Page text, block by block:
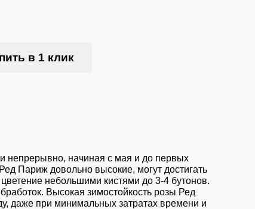
в 1 клик
непрерывно, начиная с мая и до первых
Париж довольно высокие, могут достигать
небольшими кистями до 3-4 бутонов.
Высокая зимостойкость розы Ред
даже при минимальных затратах времени и